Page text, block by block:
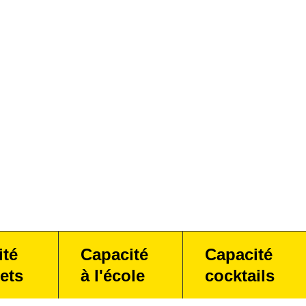
Capacité
à l'école
Capacité
cocktails